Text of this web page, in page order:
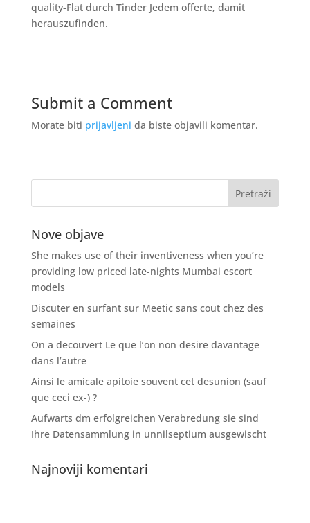
quality-Flat durch Tinder Jedem offerte, damit
herauszufinden.
Submit a Comment
Morate biti prijavljeni da biste objavili komentar.
Nove objave
She makes use of their inventiveness when you’re
providing low priced late-nights Mumbai escort
models
Discuter en surfant sur Meetic sans cout chez des
semaines
On a decouvert Le que l’on non desire davantage
dans l’autre
Ainsi le amicale apitoie souvent cet desunion (sauf
que ceci ex-) ?
Aufwarts dm erfolgreichen Verabredung sie sind
Ihre Datensammlung in unnilseptium ausgewischt
Najnoviji komentari